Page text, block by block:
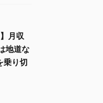
月収
地道な
乗り切